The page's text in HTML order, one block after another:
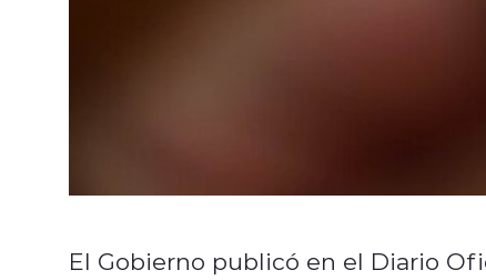
El Gobierno publicó en el Diario